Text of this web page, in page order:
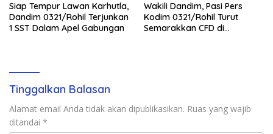
Siap Tempur Lawan Karhutla,
Dandim 0321/Rohil Terjunkan
1 SST Dalam Apel Gabungan
Wakili Dandim, Pasi Pers
Kodim 0321/Rohil Turut
Semarakkan CFD di
Tinggalkan Balasan
Alamat email Anda tidak akan dipublikasikan. Ruas yang wajib
ditandai *